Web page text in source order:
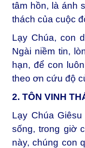
tâm hồn, là ánh
thách của cuộc
Lạy Chúa, con
Ngài niềm tin,
hạn, để con
theo ơn cứu độ
2. TÔN VINH
Lạy Chúa
sống, trong giờ
này, chúng con